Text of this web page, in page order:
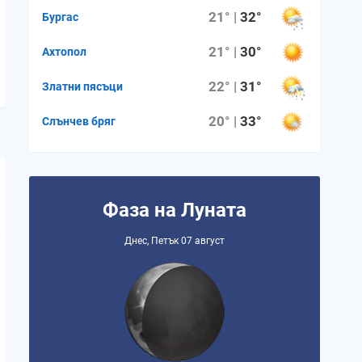
Бургас 21° |32°
Ахтопол 21° |30°
Златни пясъци 22° |31°
Слънчев бряг 20° |33°
Фаза на Луната
Днес, Петък 07 август